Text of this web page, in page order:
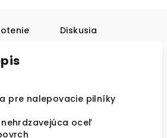
Diskusia
pre nalepovacie pilníky
oceľ